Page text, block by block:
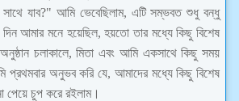
যাব?" আমি ভেবেছিলাম, এটি সম্ভবত শুধু বন্ধু
দিন আমার মনে হয়েছিল, হয়তো তার মধ্যে কিছু বিশেষ
চলাকালে, মিতা এবং আমি একসাথে কিছু সময়
প্রথমবার অনুভব করি যে, আমাদের মধ্যে কিছু বিশেষ
পেয়ে চুপ করে রইলাম।